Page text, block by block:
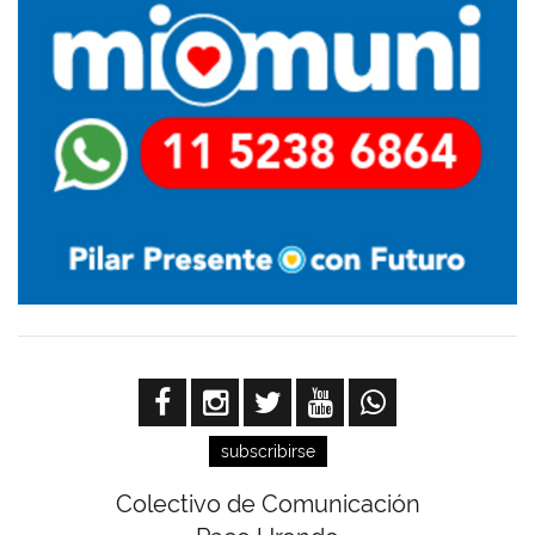
subscribirse
Colectivo de Comunicación